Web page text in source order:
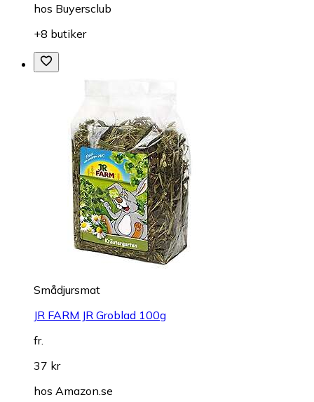
hos Buyersclub
+8 butiker
Smådjursmat
JR FARM JR Groblad 100g
fr.
37 kr
hos Amazon.se